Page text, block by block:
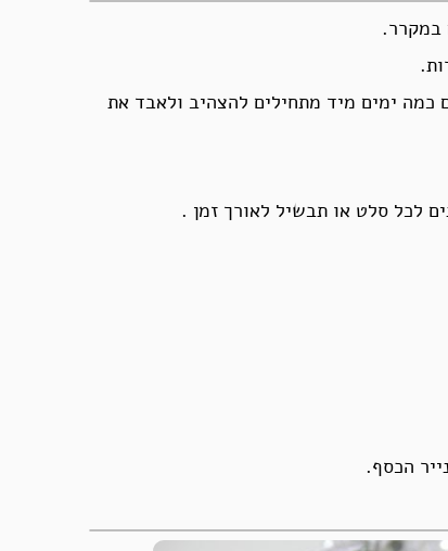
במקרר.
כמה ימים מיד מתחילים להצהיב ולאבד את
לכל סלט או תבשיל לאורך זמן .
הכסף.